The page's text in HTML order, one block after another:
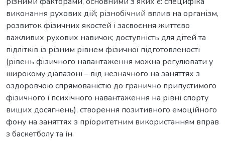
виконання рухових дій; різнобічний вплив на організм,
розвиток фізичних якостей і засвоєння життєво
важливих рухових навичок; доступність для дітей та
підлітків із різним рівнем фізичної підготовленості
(рівень фізичного навантаження можна регулювати у
широкому діапазоні – від незначного на заняттях з
оздоровчою спрямованістю до гранично припустимого
фізичного і психічного навантаження на рівні спорту
вищих досягнень), створення позитивного емоційного
фону на заняттях з пріоритетним використанням вправ
з баскетболу та ін.